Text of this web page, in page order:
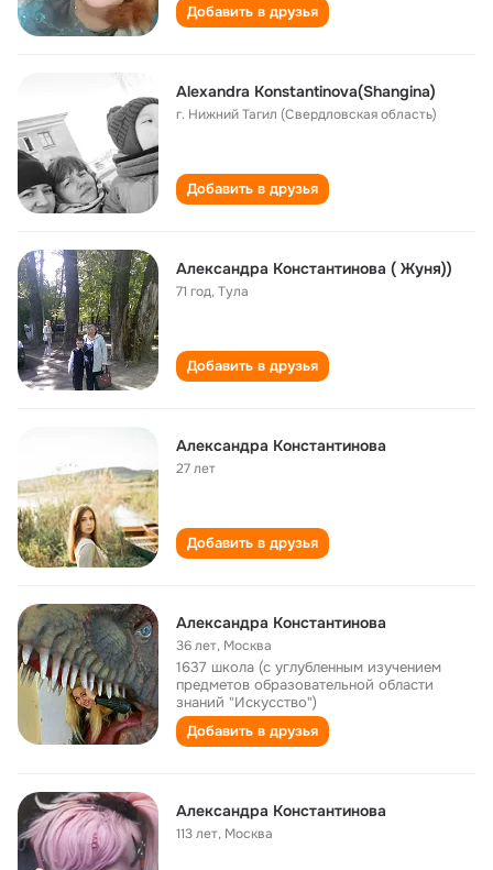
Добавить в друзья
Alexandra Konstantinova(Shangina)
г. Нижний Тагил (Свердловская область)
Добавить в друзья
Александра Константинова ( Жуня))
71 год,Тула
Добавить в друзья
Александра Константинова
27 лет
Добавить в друзья
Александра Константинова
36 лет, Москва
1637 школа (с углубленным изучением
предметов образовательной области
знаний "Искусство")
Добавить в друзья
Александра Константинова
113 лет, Москва